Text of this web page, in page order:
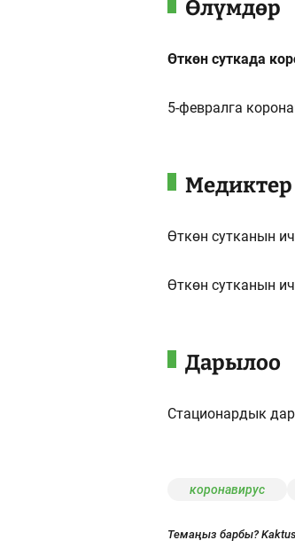
Өлүмдөр
Өткөн суткада
5-февралга
Медиктер
Өткөн сутканын
Өткөн сутканын
Дарылоо
Стационардык
коронавирус
Темаңыз барбы?